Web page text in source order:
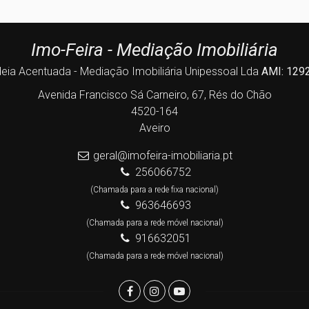
Imo-Feira - Mediação Imobiliária
Acentuada - Mediação Imobiliária Unipessoal Lda AMI:
Avenida Francisco Sá Carneiro, 67, Rés do Chão
4520-164
Aveiro
geral@imofeira-imobiliaria.pt
256066752
(Chamada para a rede fixa nacional)
963646693
(Chamada para a rede móvel nacional)
916632051
(Chamada para a rede móvel nacional)